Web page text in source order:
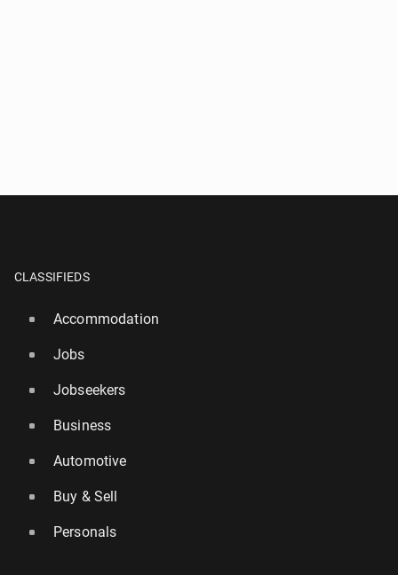
CLASSIFIEDS
Accommodation
Jobs
Jobseekers
Business
Automotive
Buy & Sell
Personals